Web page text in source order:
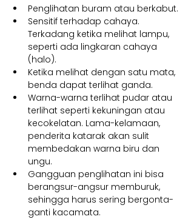
Penglihatan buram atau berkabut.
Sensitif terhadap cahaya.
Terkadang ketika melihat lampu,
seperti ada lingkaran cahaya
(halo).
Ketika melihat dengan satu mata,
benda dapat terlihat ganda.
Warna-warna terlihat pudar atau
terlihat seperti kekuningan atau
kecokelatan. Lama-kelamaan,
penderita katarak akan sulit
membedakan warna biru dan
ungu.
Gangguan penglihatan ini bisa
berangsur-angsur memburuk,
sehingga harus sering bergonta-
ganti kacamata.